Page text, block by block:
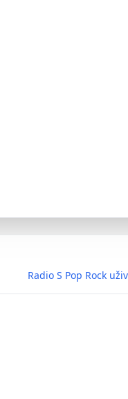
Radio S Pop Rock